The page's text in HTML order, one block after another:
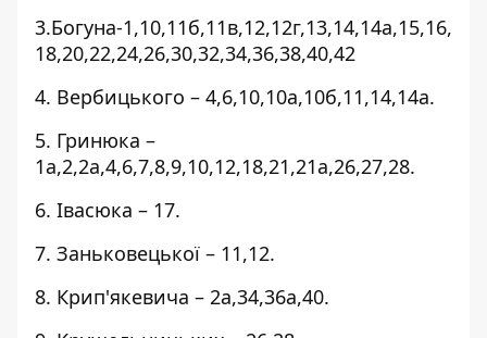
3.Богуна-1,10,11б,11в,12,12г,13,14,14а,15,16,
18,20,22,24,26,30,32,34,36,38,40,42
4. Вербицького – 4,6,10,10а,10б,11,14,14а.
5. Гринюка –
1а,2,2а,4,6,7,8,9,10,12,18,21,21а,26,27,28.
6. Івасюка – 17.
7. Заньковецької – 11,12.
8. Крип'якевича – 2а,34,36а,40.